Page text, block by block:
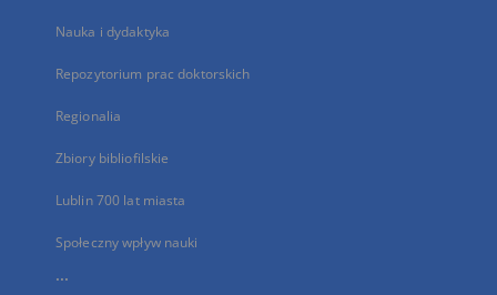
Nauka i dydaktyka
Repozytorium prac doktorskich
Regionalia
Zbiory bibliofilskie
Lublin 700 lat miasta
Społeczny wpływ nauki
...